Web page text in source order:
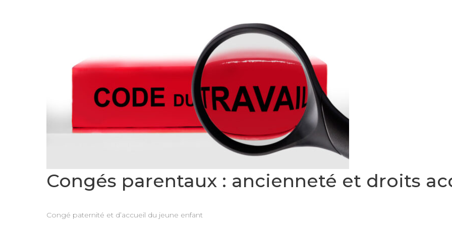
Congés parentaux : ancienneté et droits
Congé paternité et d’accueil du jeune enfant